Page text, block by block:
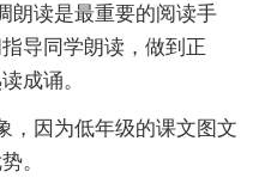
读是最重要的阅读手
导同学朗读，做到正
成诵。
因为低年级的课文图文
。